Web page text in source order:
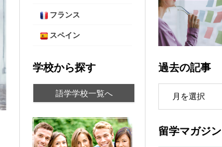
フランス
スペイン
学校から探す
語学学校一覧へ
過去の記事
留学マガジン